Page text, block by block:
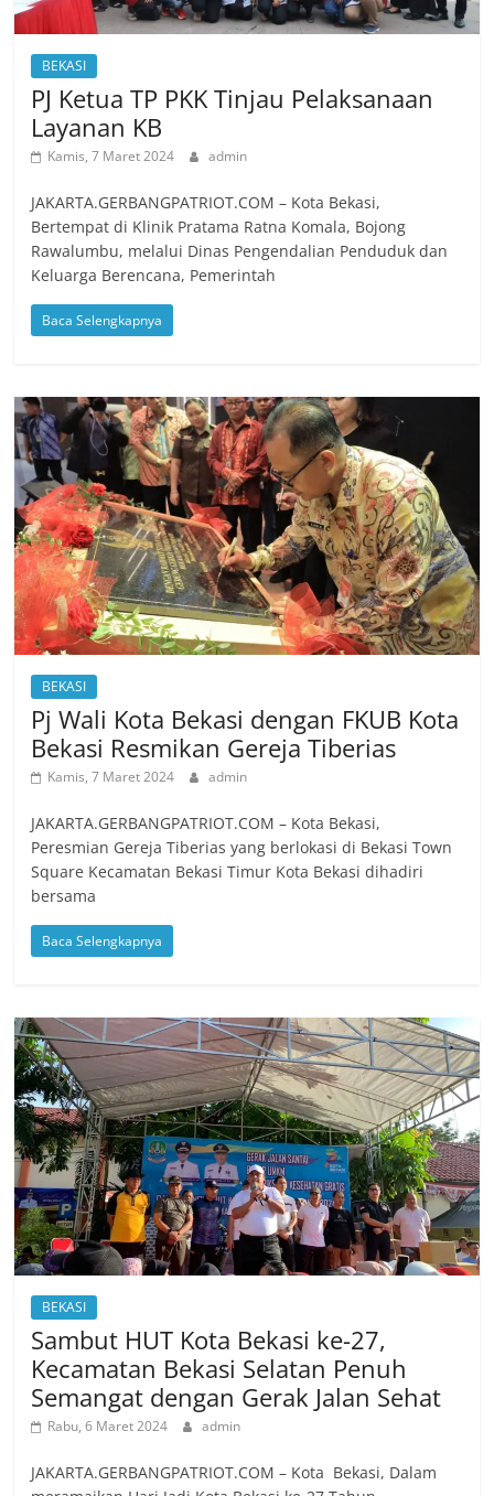
BEKASI
PJ Ketua TP PKK Tinjau Pelaksanaan
Layanan KB
Kamis, 7 Maret 2024 admin
JAKARTA.GERBANGPATRIOT.COM – Kota Bekasi,
Bertempat di Klinik Pratama Ratna Komala, Bojong
Rawalumbu, melalui Dinas Pengendalian Penduduk dan
Keluarga Berencana, Pemerintah
Baca Selengkapnya
BEKASI
Pj Wali Kota Bekasi dengan FKUB Kota
Bekasi Resmikan Gereja Tiberias
Kamis, 7 Maret 2024 admin
JAKARTA.GERBANGPATRIOT.COM – Kota Bekasi,
Peresmian Gereja Tiberias yang berlokasi di Bekasi Town
Square Kecamatan Bekasi Timur Kota Bekasi dihadiri
bersama
Baca Selengkapnya
BEKASI
Sambut HUT Kota Bekasi ke-27,
Kecamatan Bekasi Selatan Penuh
Semangat dengan Gerak Jalan Sehat
Rabu, 6 Maret 2024 admin
JAKARTA.GERBANGPATRIOT.COM – Kota Bekasi, Dalam